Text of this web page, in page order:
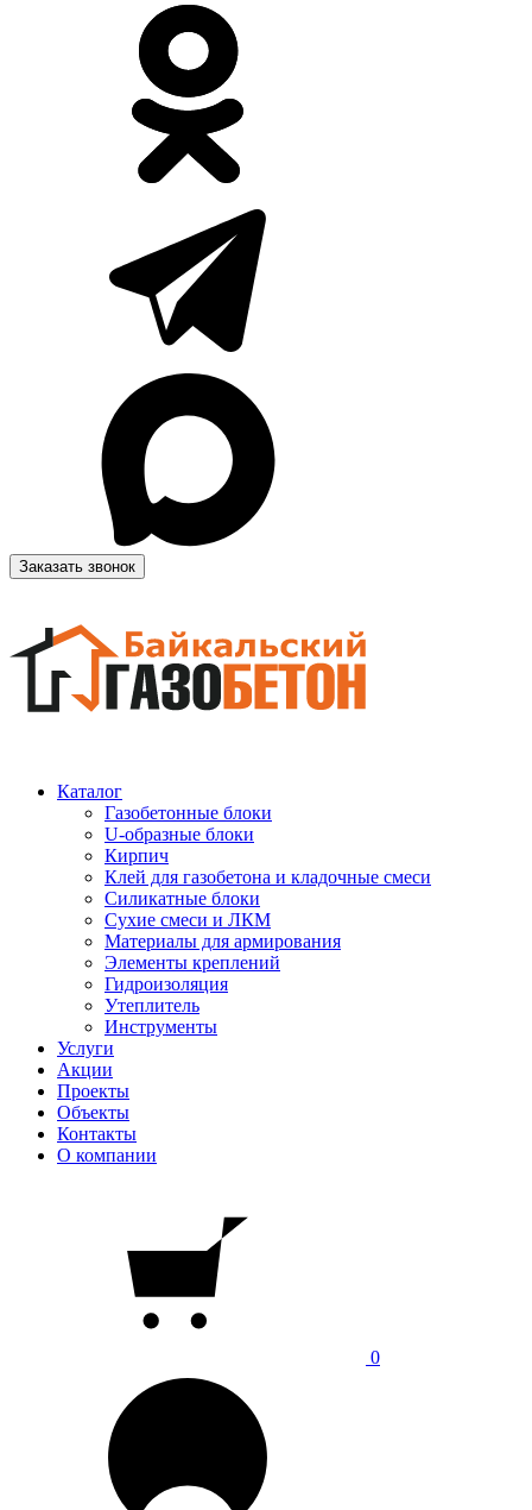
Заказать звонок
Каталог
Газобетонные блоки
U-образные блоки
Кирпич
Клей для газобетона и кладочные смеси
Силикатные блоки
Сухие смеси и ЛКМ
Материалы для армирования
Элементы креплений
Гидроизоляция
Утеплитель
Инструменты
Услуги
Акции
Проекты
Объекты
Контакты
О компании
0